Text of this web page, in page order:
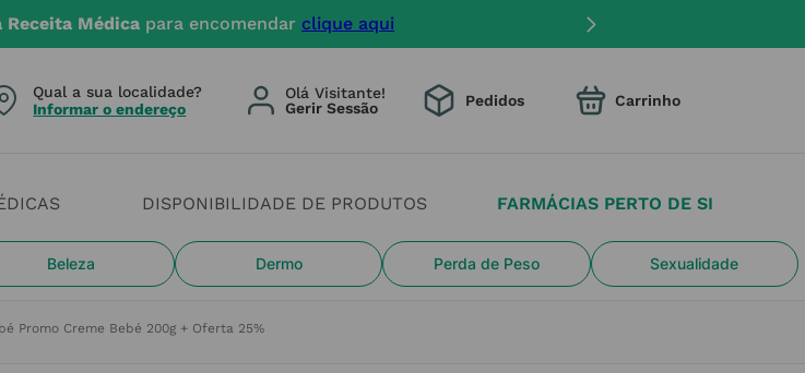
Médica para encomendar clique aqui
DISPONIBILIDADE DE PRODUTOS FARMÁCIAS PERTO DE SI
Beleza Dermo Perda de Peso Sexualidade
Qual a sua localidade?
Informar o endereço
Olá Visitante! Pedidos
Promo Creme Bebé 200g + Oferta 25%